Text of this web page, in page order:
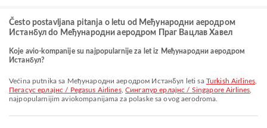
Često postavljana pitanja o letu od Међународни аеродром
Истанбул do Међународни аеродром Праг Вацлав Хавел
Koje avio-kompanije su najpopularnije za let iz Међународни аеродром
Истанбул?
Većina putnika sa Међународни аеродром Истанбул leti sa Turkish Airlines
Пегасус ерлајнс / Pegasus Airlines,Сингапур ерлајнс / Singapore Airlines
najpopularnijim aviokompanijama za polaske sa ovog aerodroma.